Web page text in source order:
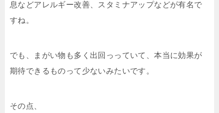
息などアレルギー改善、スタミナアップなどが有名で
すね。
でも、まがい物も多く出回っっていて、本当に効果が
期待できるものって少ないみたいです。
その点、